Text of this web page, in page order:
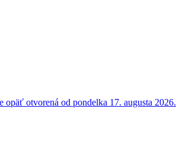
otvorená od pondelka 17. augusta 2026.